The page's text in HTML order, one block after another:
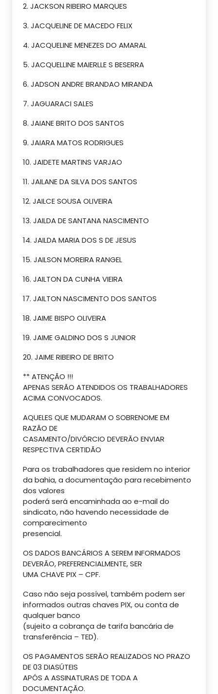
2. JACKSON RIBEIRO MARQUES
3. JACQUELINE DE MACEDO FELIX
4. JACQUELINE MENEZES DO AMARAL
5. JACQUELLINE MAIERLLE S BESERRA
6. JADSON ANDRE BRANDAO MIRANDA
7. JAGUARACI SALES
8. JAIANE BRITO DOS SANTOS
9. JAIARA MATOS RODRIGUES
10. JAIDETE MARTINS VARJAO
11. JAILANE DA SILVA DOS SANTOS
12. JAILCE SOUSA OLIVEIRA
13. JAILDA DE SANTANA NASCIMENTO
14. JAILDA MARIA DOS S DE JESUS
15. JAILSON MOREIRA RANGEL
16. JAILTON DA CUNHA VIEIRA
17. JAILTON NASCIMENTO DOS SANTOS
18. JAIME BISPO OLIVEIRA
19. JAIME GALDINO DOS S JUNIOR
20. JAIME RIBEIRO DE BRITO
** ATENÇÃO !!!
APENAS SERÃO ATENDIDOS OS TRABALHADORES
ACIMA CONVOCADOS.
AQUELES QUE MUDARAM O SOBRENOME EM
RAZÃO DE
CASAMENTO/DIVÓRCIO DEVERÃO ENVIAR
RESPECTIVA CERTIDÃO
Para os trabalhadores que residem no interior
da bahia, a documentação para recebimento
dos valores
poderá será encaminhada ao e-mail do
sindicato, não havendo necessidade de
comparecimento
presencial.
OS DADOS BANCÁRIOS A SEREM INFORMADOS
DEVERÃO, PREFERENCIALMENTE, SER
UMA CHAVE PIX – CPF.
Caso não seja possível, também podem ser
informados outras chaves PIX, ou conta de
qualquer banco
(sujeito a cobrança de tarifa bancária de
transferência – TED).
OS PAGAMENTOS SERÃO REALIZADOS NO PRAZO
DE 03 DIASÚTEIS
APÓS A ASSINATURAS DE TODA A
DOCUMENTAÇÃO.